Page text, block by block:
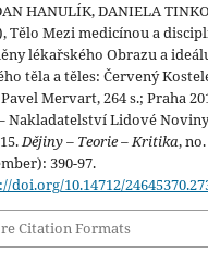
HANULÍK, DANIELA
Tělo Mezi medicínou a
lékařského Obrazu a
těla a těles: Červený
Mervart, 264 s.; Praha
Nakladatelství Lidové
Dějiny – Teorie – Kritika,
390-97.
doi.org/10.14712/
Citation Formats